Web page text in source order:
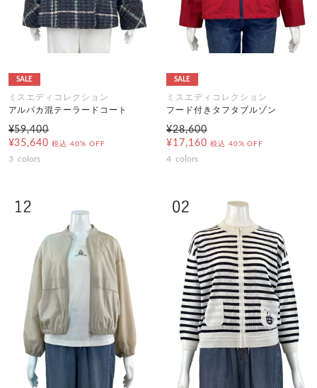
SALE
ミスエディコレクション
アルパカ混テーラードコート
¥59,400
¥35,640 税込 40% OFF
3 colors
SALE
ミスエディコレクション
フード付きタフタブルゾン
¥28,600
¥17,160 税込 40% OFF
4 colors